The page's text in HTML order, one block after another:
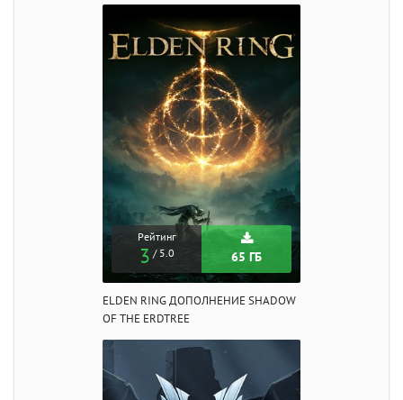
Рейтинг
3 / 5.0 65 ГБ
ELDEN RING ДОПОЛНЕНИЕ SHADOW
OF THE ERDTREE